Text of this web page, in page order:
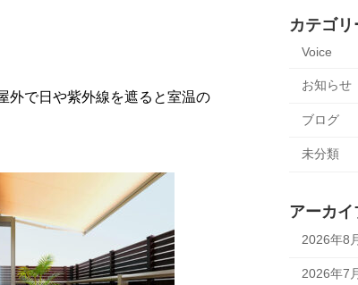
外で日や紫外線を遮ると室温の
カテゴリ
Voice
お知らせ
ブログ
未分類
アーカイ
2026年8
2026年7